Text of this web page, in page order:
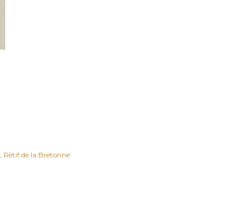
Rétif de la Bretonne